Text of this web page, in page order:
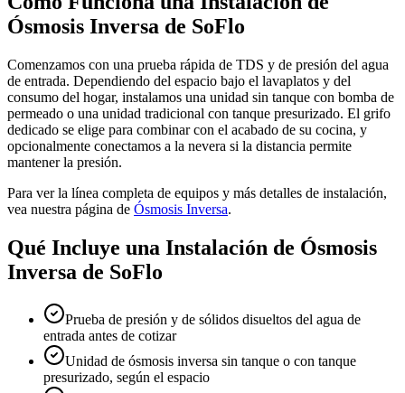
Ósmosis Inversa de SoFlo
Comenzamos con una prueba rápida de TDS y de presión del agua
de entrada. Dependiendo del espacio bajo el lavaplatos y del
consumo del hogar, instalamos una unidad sin tanque con bomba de
permeado o una unidad tradicional con tanque presurizado. El grifo
dedicado se elige para combinar con el acabado de su cocina, y
opcionalmente conectamos a la nevera si la distancia permite
mantener la presión.
Para ver la línea completa de equipos y más detalles de instalación,
vea nuestra página de Ósmosis Inversa.
Qué Incluye una Instalación de Ósmosis
Inversa de SoFlo
Prueba de presión y de sólidos disueltos del agua de
entrada antes de cotizar
Unidad de ósmosis inversa sin tanque o con tanque
presurizado, según el espacio